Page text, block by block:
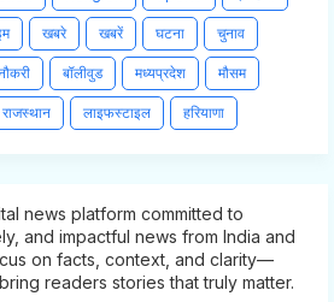
खबरे खबरें घटना चुनाव
बॉलीवुड मध्यप्रदेश मौसम
राजस्थान लाइफस्टाइल हरियाणा
news platform committed to
and impactful news from India and
on facts, context, and clarity—
readers stories that truly matter.